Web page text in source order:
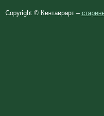
Copyright © Кентаврарт –